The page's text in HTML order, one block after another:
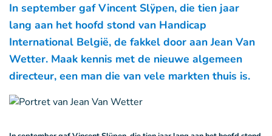
In september gaf Vincent Slÿpen, die tien jaar
lang aan het hoofd stond van Handicap
International België, de fakkel door aan Jean Van
Wetter. Maak kennis met de nieuwe algemeen
directeur, een man die van vele markten thuis is.